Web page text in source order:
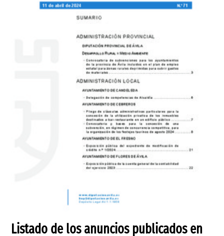
Listado de los anuncios publicados en